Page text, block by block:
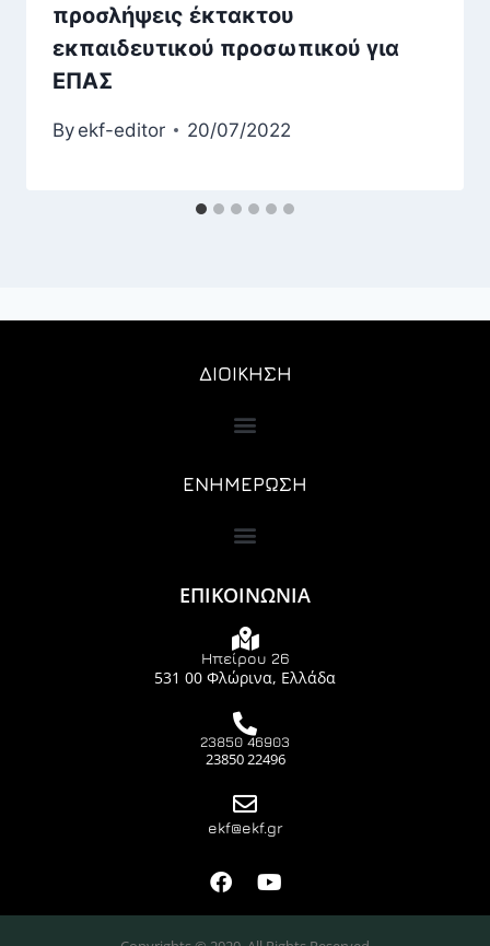
προσλήψεις έκτακτου
εκπαιδευτικού προσωπικού για
ΕΠΑΣ
By ekf-editor 20/07/2022
ΔΙΟΙΚΗΣΗ
ΕΝΗΜΕΡΩΣΗ
ΕΠΙΚΟΙΝΩΝΙΑ
Ηπείρου 26
531 00 Φλώρινα, Ελλάδα
23850 46903
23850 22496
ekf@ekf.gr